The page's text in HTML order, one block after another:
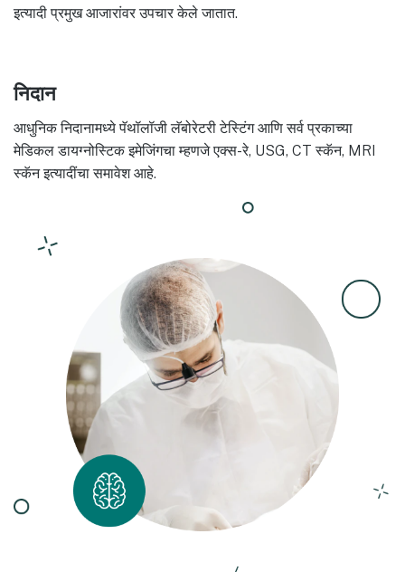
इत्यादी प्रमुख आजारांवर उपचार केले जातात.
निदान
आधुनिक निदानामध्ये पॅथॉलॉजी लॅबोरेटरी टेस्टिंग आणि सर्व प्रकाच्या
मेडिकल डायग्नोस्टिक इमेजिंगचा म्हणजे एक्स-रे, USG, CT स्कॅन, MRI
स्कॅन इत्यादींचा समावेश आहे.